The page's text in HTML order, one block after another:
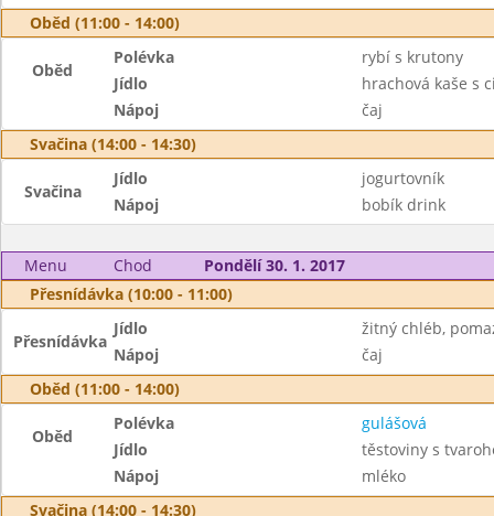
Oběd (11:00 - 14:00)
Oběd
Polévka
rybí s krutony
Jídlo
hrachová kaše s
Nápoj
čaj
Svačina (14:00 - 14:30)
Svačina
Jídlo
jogurtovník
Nápoj
bobík drink
Menu Chod
Pondělí 30. 1. 2017
Přesnídávka (10:00 - 11:00)
Přesnídávka
Jídlo
žitný chléb,
Nápoj
čaj
Oběd (11:00 - 14:00)
Oběd
Polévka
gulášová
Jídlo
těstoviny s
Nápoj
mléko
Svačina (14:00 - 14:30)